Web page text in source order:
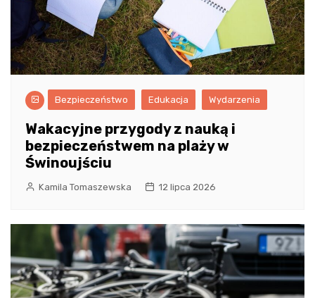
Bezpieczeństwo Edukacja Wydarzenia
Wakacyjne przygody z nauką i
bezpieczeństwem na plaży w
Świnoujściu
Kamila Tomaszewska 12 lipca 2026